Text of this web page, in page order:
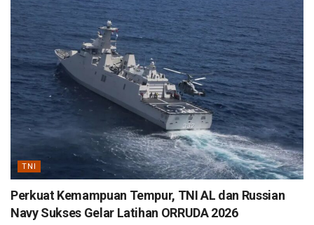
TNI
Perkuat Kemampuan Tempur, TNI AL dan Russian
Navy Sukses Gelar Latihan ORRUDA 2026